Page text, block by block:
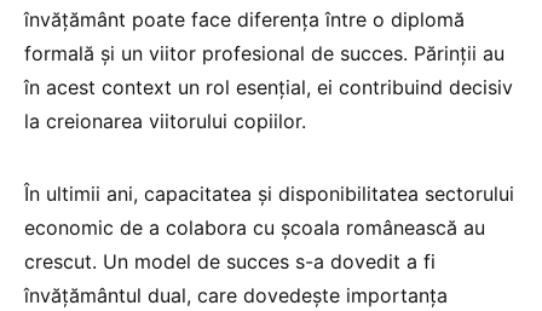
învăţământ poate face diferenţa între o diplomă
formală şi un viitor profesional de succes. Părinții au
în acest context un rol esențial, ei contribuind decisiv
la creionarea viitorului copiilor.
În ultimii ani, capacitatea și disponibilitatea sectorului
economic de a colabora cu școala românească au
crescut. Un model de succes s-a dovedit a fi
învățământul dual, care dovedește importanța